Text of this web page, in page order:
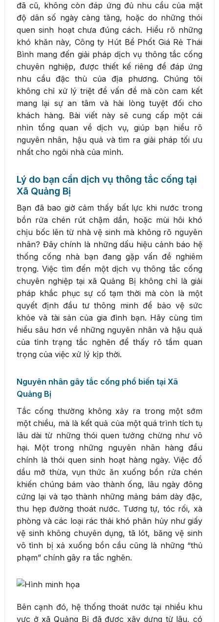
đã cũ, không còn đáp ứng đủ nhu cầu của mật
độ dân số ngày càng tăng, hoặc do những thói
quen sinh hoạt chưa đúng cách. Hiểu rõ những
khó khăn này, Công ty Hút Bể Phốt Giá Rẻ Thái
Bình mang đến giải pháp dịch vụ thông tắc cống
chuyên nghiệp, được thiết kế riêng để đáp ứng
nhu cầu đặc thù của địa phương. Chúng tôi
không chỉ xử lý triệt để vấn đề mà còn cam kết
mang lại sự an tâm và hài lòng tuyệt đối cho
khách hàng. Bài viết này sẽ cung cấp một cái
nhìn tổng quan về dịch vụ, giúp bạn hiểu rõ
nguyên nhân, hậu quả và tìm ra giải pháp tối ưu
nhất cho ngôi nhà của mình.
Lý do bạn cần dịch vụ thông tắc cống tại
Xã Quảng Bị
Bạn đã bao giờ cảm thấy bất lực khi nước trong
bồn rửa chén rút chậm dần, hoặc mùi hôi khó
chịu bốc lên từ nhà vệ sinh mà không rõ nguyên
nhân? Đây chính là những dấu hiệu cảnh báo hệ
thống cống nhà bạn đang gặp vấn đề nghiêm
trọng. Việc tìm đến một dịch vụ thông tắc cống
chuyên nghiệp tại xã Quảng Bị không chỉ là giải
pháp khắc phục sự cố tạm thời mà còn là một
quyết định đầu tư thông minh để bảo vệ sức
khỏe và tài sản của gia đình bạn. Hãy cùng tìm
hiểu sâu hơn về những nguyên nhân và hậu quả
của tình trạng tắc nghẽn để thấy rõ tầm quan
trọng của việc xử lý kịp thời.
Nguyên nhân gây tắc cống phổ biến tại Xã
Quảng Bị
Tắc cống thường không xảy ra trong một sớm
một chiều, mà là kết quả của một quá trình tích tụ
lâu dài từ những thói quen tưởng chừng như vô
hại. Một trong những nguyên nhân hàng đầu
chính là thói quen sinh hoạt hàng ngày. Việc đổ
dầu mỡ thừa, vụn thức ăn xuống bồn rửa chén
khiến chúng bám vào thành ống, lâu ngày đông
cứng lại và tạo thành những mảng bám dày đặc,
thu hẹp đường thoát nước. Tương tự, tóc rối, xà
phòng và các loại rác thải khó phân hủy như giấy
vệ sinh không chuyên dụng, tã lót, băng vệ sinh
vô tình bị xả xuống bồn cầu cũng là những “thủ
phạm” chính gây ra tắc nghẽn.
Bên cạnh đó, hệ thống thoát nước tại nhiều khu
vực ở xã Quảng Bị đã được xây dựng từ lâu, có